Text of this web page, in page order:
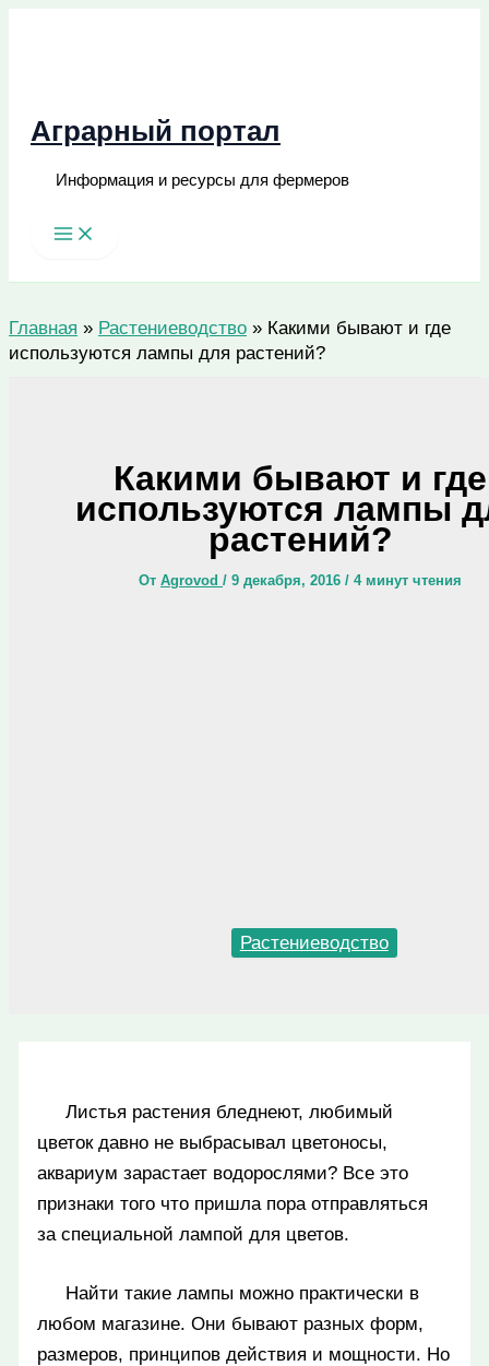
Аграрный портал
Информация и ресурсы для фермеров
Главная » Растениеводство » Какими бывают и где
используются лампы для растений?
Какими бывают и где
используются лампы
растений?
От Agrovod / 9 декабря, 2016 / 4 минут чтения
Растениеводство
Листья растения бледнеют, любимый
цветок давно не выбрасывал цветоносы,
аквариум зарастает водорослями? Все это
признаки того что пришла пора отправляться
за специальной лампой для цветов.
Найти такие лампы можно практически в
любом магазине. Они бывают разных форм,
размеров, принципов действия и мощности. Но